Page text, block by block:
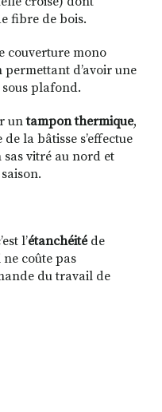
fibre de bois.
couverture mono
permettant d’avoir une
plafond.
untampon thermique,
de la bâtisse s’effectue
vitré au nord et
.
l’étanchéitéde
ne coûte pas
du travail de